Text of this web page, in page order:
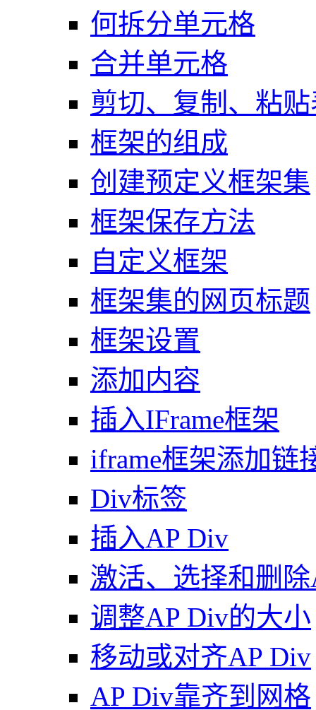
何拆分单元格
合并单元格
剪切、复制、粘
框架的组成
创建预定义框架集
框架保存方法
自定义框架
框架集的网页标题
框架设置
添加内容
插入IFrame框架
iframe框架添加链
Div标签
插入AP Div
激活、选择和删
调整AP Div的大小
移动或对齐AP Div
AP Div靠齐到网格